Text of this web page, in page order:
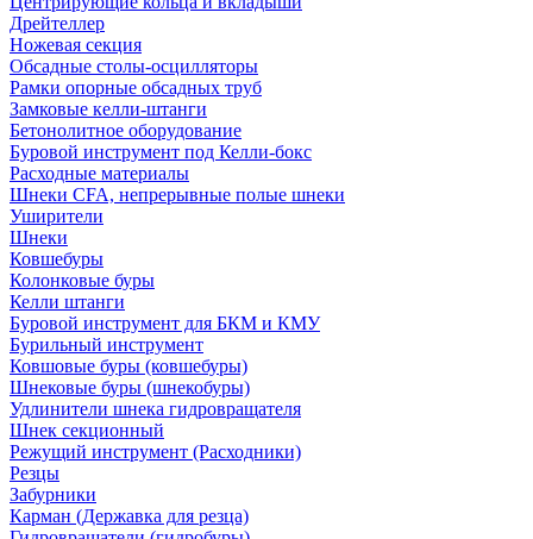
Дрейтеллер
Ножевая секция
Обсадные столы-осцилляторы
Рамки опорные обсадных труб
Замковые келли-штанги
Бетонолитное оборудование
Буровой инструмент под Келли-бокс
Расходные материалы
Шнеки CFA, непрерывные полые шнеки
Уширители
Шнеки
Ковшебуры
Колонковые буры
Келли штанги
Буровой инструмент для БКМ и КМУ
Бурильный инструмент
Ковшовые буры (ковшебуры)
Шнековые буры (шнекобуры)
Удлинители шнека гидровращателя
Шнек секционный
Режущий инструмент (Расходники)
Резцы
Забурники
Карман (Державка для резца)